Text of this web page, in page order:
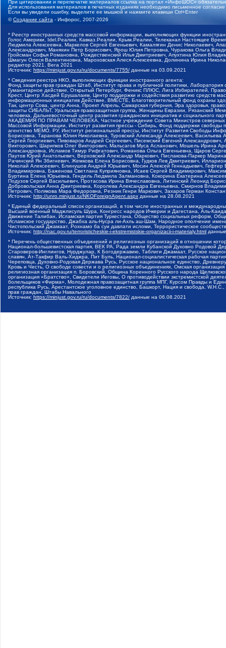
При цитировании и перепечатке материалов ссылка на портал «ИнфоШОС»
Для использования материалов в печатных изданиях необходимо письменное
Если вы увидели ошибку, выделите ее мышкой и нажмите клавиши Ctrl+Enter
©Создание сайта - Инфорос, 2007-2026
* Реестр иностранных средств массовой информации, выполняющих функции
Голос Америки, Idel.Реалии, Кавказ.Реалии, Крым.Реалии, Телеканал Настоящее
Людмила Алексеевна, Маркелов Сергей Евгеньевич, Камалягин Денис Николаевич,
Александрович, Маняхин Петр Борисович, Ярош Юлия Петровна, Чуракова Ольга
Гройсман Софья Романовна, Рождественский Илья Дмитриевич, Апухтина Юлия
Шмагун Олеся Валентиновна, Мароховская Алеся Алексеевна, Долинина Ирина
редактор 2021, Вега 2021
Источник: https://minjust.gov.ru/ru/documents/7755/ данные на 03.09.2021
* Сведения реестра НКО, выполняющих функции иностранного агента:
Фонд защиты прав граждан Штаб, Институт права и публичной политики,
Гуманитарное действие, Открытый Петербург, Феникс ПЛЮС, Лига Избирателей,
Крест, Центр Хасдей Ерушалаим, Центр поддержки и содействия развитию средств
информационных инициатив Действие, ВМЕСТЕ, Благотворительный фонд охраны
Так, центр Сова, центр Анна, Проект Апрель, Самарская губерния, Эра здоровья,
защиты СИБАЛЬТ, Уральская правозащитная группа, Женщины Евразии, Рязанский
человека, Дальневосточный центр развития гражданских инициатив и социального
АКАДЕМИЯ ПО ПРАВАМ ЧЕЛОВЕКА, Частное учреждение Совета Министров северных
Массовой Информации, Институт развития прессы - Сибирь, Фонд поддержки
агентство МЕМО. РУ, Институт региональной прессы, Институт Развития Свободы
Борисовна, Таранова Юлия Николаевна, Туровский Александр Алексеевич,
Сергей Георгиевич, Пивоваров Андрей Сергеевич, Писемский Евгений
Викторович, Шарипков Олег Викторович, Мальсагов Муса Асланович, Мошель Ирина
Александровна, Исламов Тимур Рифгатович, Романова Ольга Евгеньевна, Щаров
Паутов Юрий Анатольевич, Верховский Александр Маркович, Пислакова-Паркер
Рачинский Ян Збигневич, Жемкова Елена Борисовна, Гудков Лев Дмитриевич,
Николай Алексеевич, Блинушов Андрей Юрьевич, Мосин Алексей Геннадьевич,
Владимировна, Баженова Светлана Куприяновна, Исаев Сергей Владимирович,
Буртина Елена Юрьевна, Гендель Людмила Залмановна, Кокорина Екатерина
Подузов Сергей Васильевич, Протасова Ирина Вячеславовна, Литинский Леонид
Добровольская Анна Дмитриевна, Королева Александра Евгеньевна, Смирнов
Петрович, Полякова Мара Федоровна, Резник Генри Маркович, Захаров Герман
Источник: http://unro.minjust.ru/NKOForeignAgent.aspx данные на 28.08.2021
* Единый федеральный список организаций, в том числе иностранных и
Высший военный Маджлисуль Шура, Конгресс народов Ичкерии и Дагестана, Аль-
Движение Талибан, Исламская партия Туркестана, Общество социальных реформ,
Исламское государство, Джабха аль-Нусра ли-Ахль аш-Шам, Народное ополчение
Чистопольский Джамаат, Рохнамо ба суи давлати исломи, Террористическое
Источник: http://nac.gov.ru/terroristicheskie-i-ekstremistskie-organizacii-i-materialy.html
* Перечень общественных объединений и религиозных организаций в отношении
Национал-большевистская партия, ВЕК РА, Рада земли Кубанской Духовно Родовой
Староверов-Инглингов, Нурджулар, К Богодержавию, Таблиги Джамаат, Русское
славян, Ат-Такфир Валь-Хиджра, Пит Буль, Национал-социалистическая рабочая
Череповца, Духовно-Родовая Держава Русь, Русское национальное единство,
Кровь и Честь, О свободе совести и о религиозных объединениях, Омская
религиозная организация п. Боровский, Община Коренного Русского народа
организация «Братство», Свидетели Иеговы, О противодействии экстремистской
болельщиков «Фирма», Молодежная правозащитная группа МПГ, Курсом Правды и
республика Русь, Арестантское уголовное единство, Башкорт, Нация и свобода,
прав граждан, Штабы Навального
Источник: https://minjust.gov.ru/ru/documents/7822/ данные на 06.08.2021